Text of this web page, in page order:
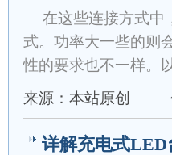
在这些连接方式中
式。功率大一些的则
性的要求也不一样。
来源：本站原创
详解充电式LED